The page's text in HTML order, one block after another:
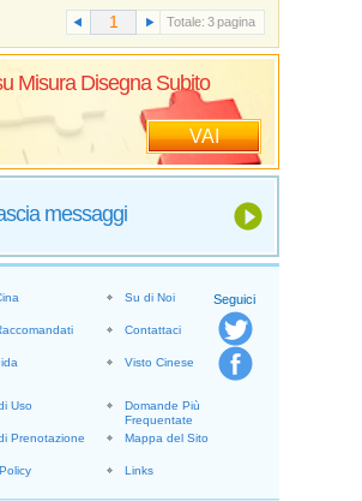
Totale: 3pagina
Misura Disegna Subito
VAI
messaggi
Seguici
Su di Noi
Contattaci
Visto Cinese
Uso
Prenotazione
Domande Più
Frequentate
Mappa del Sito
Links